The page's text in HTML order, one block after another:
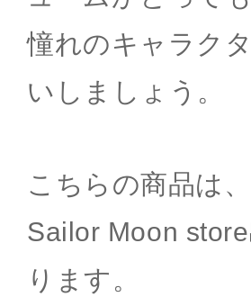
憧れのキャラク
いしましょう。
こちらの商品は
Sailor Moon
ります。